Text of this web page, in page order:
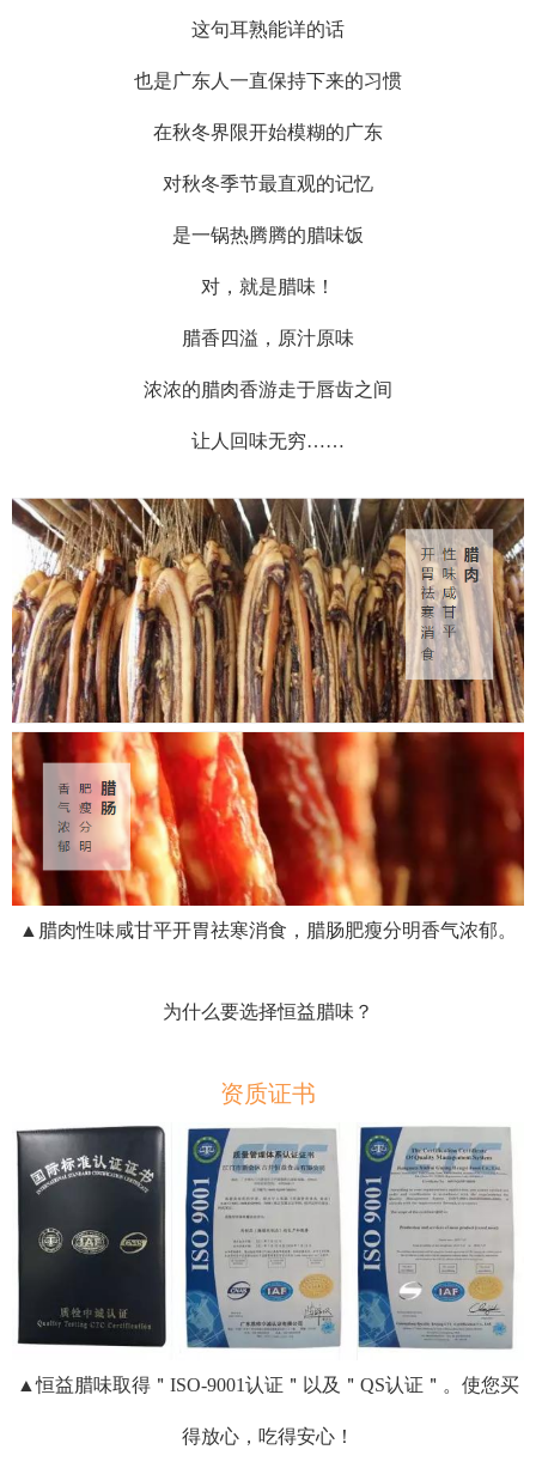
这句耳熟能详的话
也是广东人一直保持下来的习惯
在秋冬界限开始模糊的广东
对秋冬季节最直观的记忆
是一锅热腾腾的腊味饭
对，就是腊味！
腊香四溢，原汁原味
浓浓的腊肉香游走于唇齿之间
让人回味无穷……
▲腊肉性味咸甘平开胃祛寒消食，腊肠肥瘦分明香气浓郁。
为什么要选择恒益腊味？
资质证书
▲恒益腊味取得＂ISO-9001认证＂以及＂QS认证＂。使您买
得放心，吃得安心！